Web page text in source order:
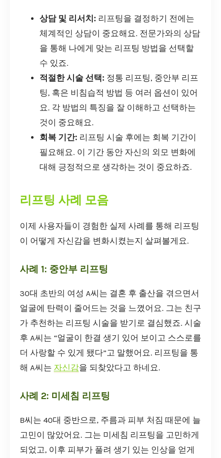
상담 및 리서치: 리프팅을 결정하기 전에는
체계적인 상담이 중요해요. 전문가와의 상담
을 통해 나에게 맞는 리프팅 방법을 선택할
수 있죠.
적절한 시술 선택: 정통 리프팅, 중안부 리프
팅, 혹은 비침습적 방법 등 여러 옵션이 있어
요. 각 방법의 특징을 잘 이해하고 선택하는
것이 중요해요.
회복 기간: 리프팅 시술 후에는 회복 기간이
필요해요. 이 기간 동안 자신의 외모 변화에
대해 긍정적으로 생각하는 것이 중요하죠.
리프팅 사례 모음
이제 사용자들이 경험한 실제 사례를 통해 리프팅
이 어떻게 자신감을 변화시켰는지 살펴볼게요.
사례 1: 중안부 리프팅
30대 초반의 여성 A씨는 결혼 후 출산을 겪으면서
얼굴에 탄력이 줄어드는 것을 느꼈어요. 그는 친구
가 추천하는 리프팅 시술을 받기로 결심했죠. 시술
후 A씨는 “얼굴이 한결 생기 있어 보이고 스스로를
더 사랑할 수 있게 됐다”고 말했어요. 리프팅을 통
해 A씨는 자신감을 되찾았다고 하네요.
사례 2: 미세침 리프팅
B씨는 40대 중반으로, 주름과 피부 처짐 때문에 늘
고민이 많았어요. 그는 미세침 리프팅을 고민하게
되었고, 이후 피부가 풀려 생기 있는 인상을 얻게